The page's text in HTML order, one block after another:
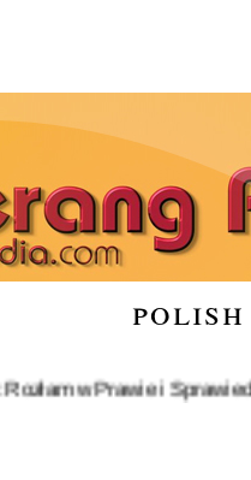
w Prawie i